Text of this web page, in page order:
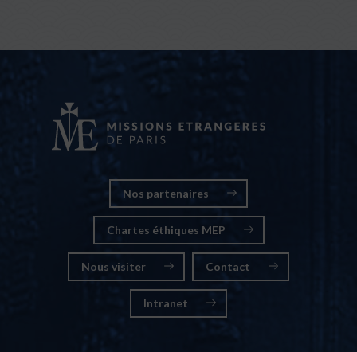
Nos partenaires
Chartes éthiques MEP
Nous visiter Contact
Intranet